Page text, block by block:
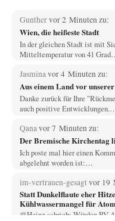
Gunthervor 2 Minuten zu:
Wien, die heißeste Stadt
In der gleichen Stadt ist mit
Mitteltemperatur von 41
Jasminavor 4 Minuten zu:
Aus einem Land vor
Danke zurück für Ihre
auch positive
Qanavor 7 Minuten zu:
Der Bremische Kirchentag
Ich poste mal hier einen
abgelehnt worden ist:…
im-vertrauen-gesagtvor 19
Statt Dunkelflaute eher
Kühlwassermangel für
@Heinz schrieb: Würden PV-